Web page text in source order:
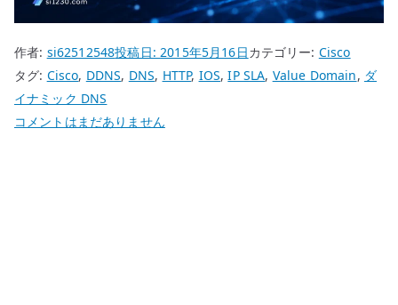
作者: si62512548投稿日:2015年5月16日カテゴリー: Cisco
タグ: Cisco, DDNS, DNS, HTTP, IOS,IP SLA, Value Domain, ダ
イナミック DNS
Cisco
コメントはまだありません